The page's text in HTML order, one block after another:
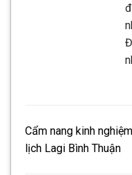
Cẩm nang kinh
lịch Lagi Bình Thuận